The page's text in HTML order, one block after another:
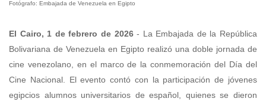
Fotógrafo: Embajada de Venezuela en Egipto
El Cairo, 1 de febrero de 2026- La Embajada de la República
Bolivariana de Venezuela en Egipto realizó una doble jornada de
cine venezolano, en el marco de la conmemoración del Día del
Cine Nacional. El evento contó con la participación de jóvenes
egipcios alumnos universitarios de español, quienes se dieron